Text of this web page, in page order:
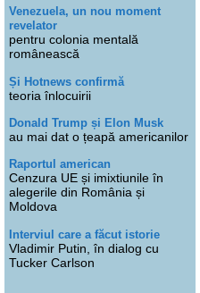
Venezuela, un nou moment
revelator
pentru colonia mentală
românească
Și Hotnews confirmă
teoria înlocuirii
Donald Trump și Elon Musk
au mai dat o țeapă americanilor
Raportul american
Cenzura UE și imixtiunile în
alegerile din România și
Moldova
Interviul care a făcut istorie
Vladimir Putin, în dialog cu
Tucker Carlson